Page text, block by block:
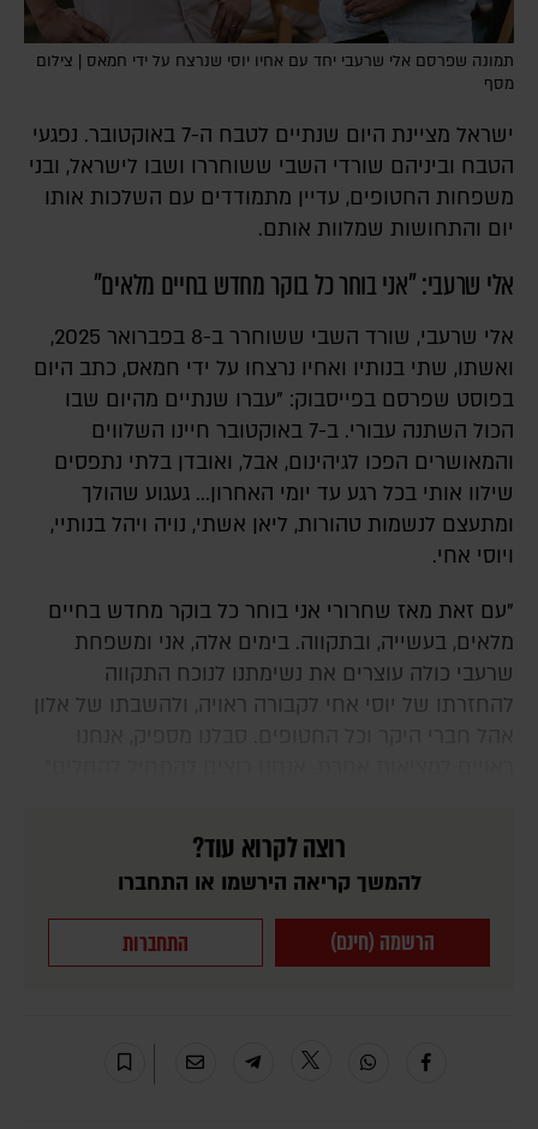
תמונה שפרסם אלי שרעבי יחד עם אחיו יוסי שנרצח על ידי חמאס | צילום
מסף
ישראל מציינת היום שנתיים לטבח ה-7 באוקטובר. נפגעי
הטבח וביניהם שורדי השבי ששוחררו ושבו לישראל, ובני
משפחות החטופים, עדיין מתמודדים עם השלכות אותו
יום והתחושות שמלוות אותם.
אלי שרעבי: "אני בוחר כל בוקר מחדש בחיים מלאים"
אלי שרעבי, שורד השבי ששוחרר ב-8 בפברואר 2025,
ואשתו, שתי בנותיו ואחיו נרצחו על ידי חמאס, כתב היום
בפוסט שפרסם בפייסבוק: "עברו שנתיים מהיום שבו
הכול השתנה עבורי. ב-7 באוקטובר חיינו השלווים
והמאושרים הפכו לגיהינום, אבל, ואובדן בלתי נתפסים
שילוו אותי בכל רגע עד יומי האחרון... געגוע שהולך
ומתעצם לנשמות טהורות, ליאן אשתי, נויה ויהל בנותיי,
ויוסי אחי.
"עם זאת מאז שחרורי אני בוחר כל בוקר מחדש בחיים
מלאים, בעשייה, ובתקווה. בימים אלה, אני ומשפחת
שרעבי כולה עוצרים את נשימתנו לנוכח התקווה
להחזרתו של יוסי אחי לקבורה ראויה, ולהשבתו של אלון
רוצה לקרוא עוד?
להמשך קריאה הירשמו או התחברו
הרשמה (חינם) התחברות